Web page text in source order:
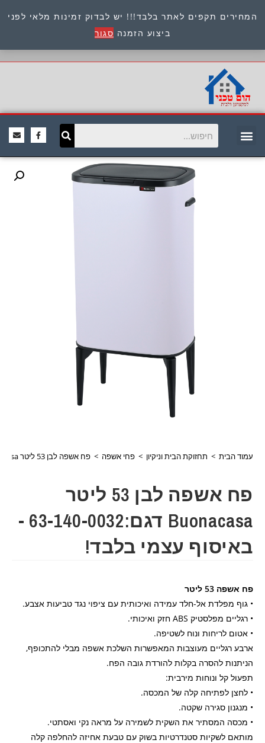
המחירים תקפים לאתר בלבד!!! יש לבדוק זמינות מלאי לפני
ביצוע הזמנה סגור
כתובת : היוזמים 9 אור יהודה שירות לקוחות 054-
8945722
עמוד הבית > תחזוקת הבית וניקיון > פחי אשפה > פח אשפה לבן 53 ליטר buonacasa דגם:63-140-0032 -באיסוף עצמי בלבד!
פח אשפה לבן 53 ליטר
Buonacasa דגם:63-140-0032 -
באיסוף עצמי בלבד!
פח אשפה 53 ליטר
• גוף מפלדת אל-חלד עמידה ואיכותית עם ציפוי נגד טביעות אצבע.
• רגליים מפלסטיק ABS חזק ואיכותי.
• אטום לריחות ונוח לשטיפה.
ארבע רגליים מעוצבות המאפשרות השלכת אשפה מבלי להתכופף,
הניתנות להסרה בקלות להורדת גובה הפח.
תפעול קל ונוחות מירבית:
• לחצן לפתיחה קלה של המכסה.
• מנגנון סגירה שקטה.
• מכסה המסתיר את השקית לשמירה על מראה נקי ואסתטי.
מותאם לשקיות סטנדרטיות בשוק עם טבעת אחיזה להחלפה קלה